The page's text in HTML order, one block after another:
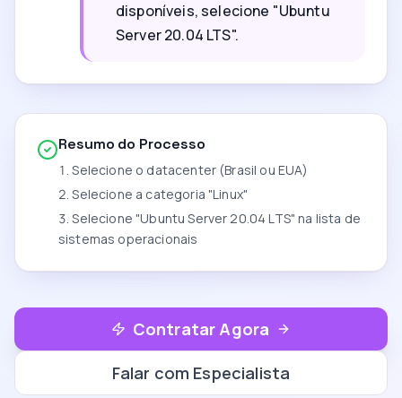
disponíveis, selecione "Ubuntu
Server 20.04 LTS".
Resumo do Processo
Selecione o datacenter (Brasil ou EUA)
Selecione a categoria "Linux"
Selecione "Ubuntu Server 20.04 LTS" na lista de
sistemas operacionais
Contratar Agora
Falar com Especialista